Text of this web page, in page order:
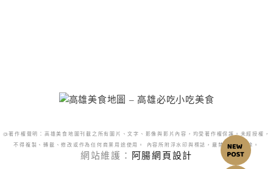
@著作權聲明：高雄美食地圖刊載之所有圖片、文字、影像與影片內容，均受著作權保護。未經授權，
不得複製、轉載、修改或作為任何商業用途使用。 內容所附浮水印與標誌，嚴禁更改或移除。
網站維護： 阿腸網頁設計